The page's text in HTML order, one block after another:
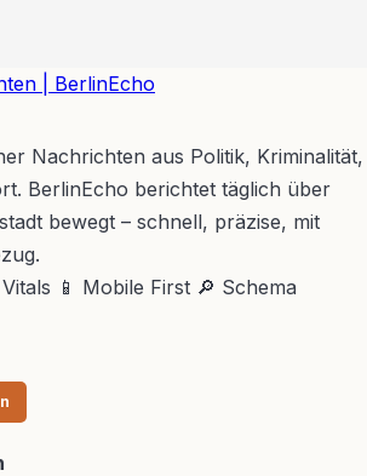
Nachrichten aus Politik, Kriminalität,
BerlinEcho berichtet täglich über
bewegt – schnell, präzise, mit
📱 Mobile First 🔎 Schema